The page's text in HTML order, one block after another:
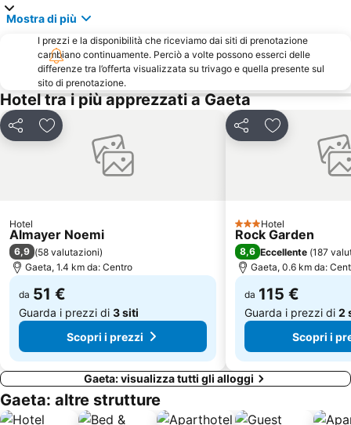
Abbazia di Fossanova
Tempio di Giove Anxur
Sapori di Mare
Maranola
Abbazia di Casamari
Grotte di Pastena
Bazzano
Castello di Itri
Ditellandia Park
Castellonorato
Duomo di San Erasmo
Mostra di più
I prezzi e la disponibilità che riceviamo dai siti di prenotazione
cambiano continuamente. Perciò a volte possono esserci delle
differenze tra l’offerta visualizzata su trivago e quella presente sul
sito di prenotazione.
Hotel tra i più apprezzati a Gaeta
CondividiAggiungi ai preferiti
Hotel
Almayer Noemi
6,9 (58 valutazioni)
Gaeta, 1.4 km da: Centro
da 51 €
Guarda i prezzi di 3 siti
Scopri i prezzi
CondividiAggiungi ai
3 StelleHotel
Rock Garden
8,6 Eccellente (187
Gaeta, 0.6 km da:
da 115 €
Guarda i prezzi di 2
Scopri i
Gaeta: visualizza tutti gli alloggi
Gaeta: altre strutture